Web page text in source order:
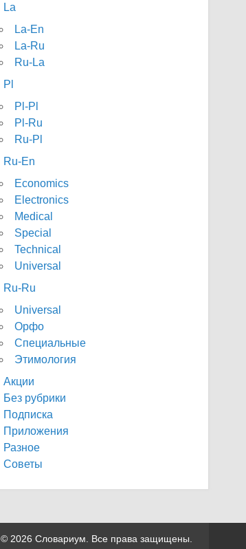
La
La-En
La-Ru
Ru-La
Pl
Pl-Pl
Pl-Ru
Ru-Pl
Ru-En
Economics
Electronics
Medical
Special
Technical
Universal
Ru-Ru
Universal
Орфо
Специальные
Этимология
Акции
Без рубрики
Подписка
Приложения
Разное
Советы
© 2026 Словариум. Все права защищены.